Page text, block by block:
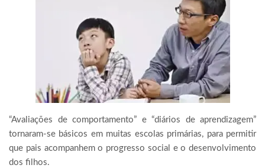
“Avaliações de comportamento” e “diários de aprendizagem”
tornaram-se básicos em muitas escolas primárias, para permitir
que pais acompanhem o progresso social e o desenvolvimento
dos filhos.